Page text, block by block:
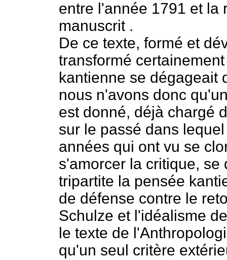
entre l'année 1791 et la
manuscrit .
De ce texte, formé et
transformé
kantienne se dégageait
nous n'avons donc
est donné, déjà chargé
sur le passé dans
années qui ont vu se
s'amorcer la critique,
tripartite la pensée
de défense contre le
Schulze et l'idéalisme
le texte de
qu'un seul critère